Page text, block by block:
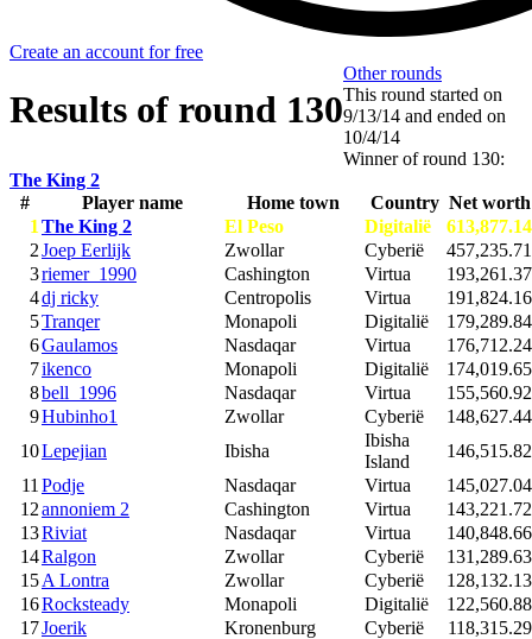
Create an account for free
Results of round 130
Other rounds
This round started on
9/13/14 and ended on
10/4/14
Winner of round 130:
The King 2
#
Player name Home town Country Net worth
1 The King 2 El Peso Digitalië
613,877.14
2Joep Eerlijk Zwollar Cyberië
457,235.71
3riemer_1990 Cashington Virtua
193,261.37
4dj ricky Centropolis Virtua
191,824.16
5Tranqer Monapoli Digitalië
179,289.84
6Gaulamos Nasdaqar Virtua
176,712.24
7ikenco Monapoli Digitalië
174,019.65
8bell_1996 Nasdaqar Virtua
155,560.92
9Hubinho1 Zwollar Cyberië
148,627.44
10Lepejian Ibisha
Ibisha
Island
146,515.82
11 Podje Nasdaqar Virtua
145,027.04
12annoniem 2 Cashington Virtua
143,221.72
13Riviat Nasdaqar Virtua
140,848.66
14Ralgon Zwollar Cyberië
131,289.63
15A Lontra Zwollar Cyberië
128,132.13
16Rocksteady Monapoli Digitalië
122,560.88
17Joerik Kronenburg Cyberië
118,315.29